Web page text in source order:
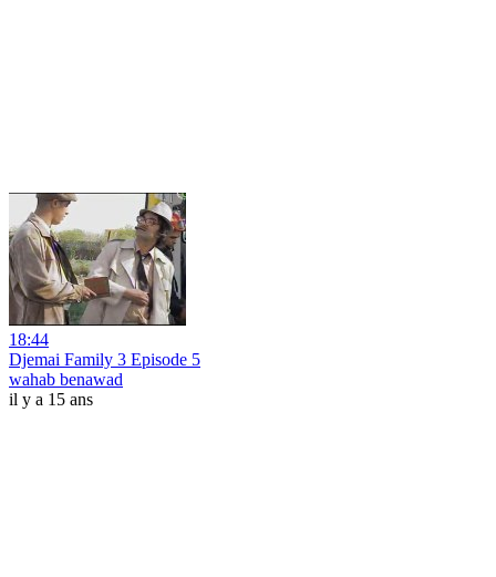
18:44
Djemai Family 3 Episode 5
wahab benawad
il y a 15 ans